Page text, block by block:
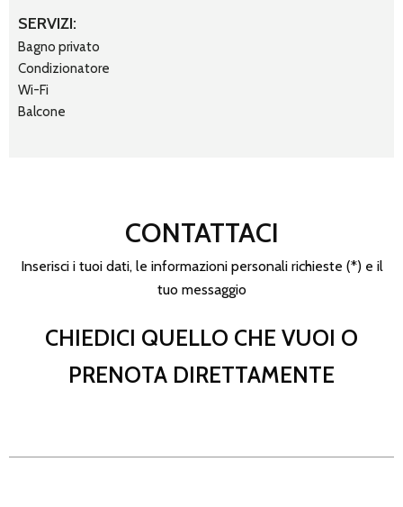
SERVIZI:
Bagno privato
Condizionatore
Wi-Fi
Balcone
CONTATTACI
Inserisci i tuoi dati, le informazioni personali richieste (*) e il
tuo messaggio
CHIEDICI QUELLO CHE VUOI O
PRENOTA DIRETTAMENTE